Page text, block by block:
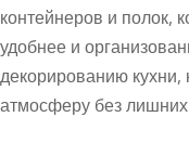
контейнеров и полок,
удобнее и
декорированию кухни,
атмосферу без лишних